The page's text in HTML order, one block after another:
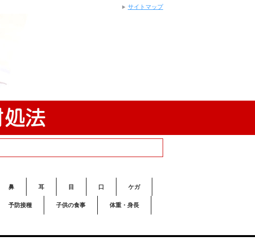
鼻 耳 目 口 ケガ
予防接種 子供の食事 体重・身長
サイトマップ